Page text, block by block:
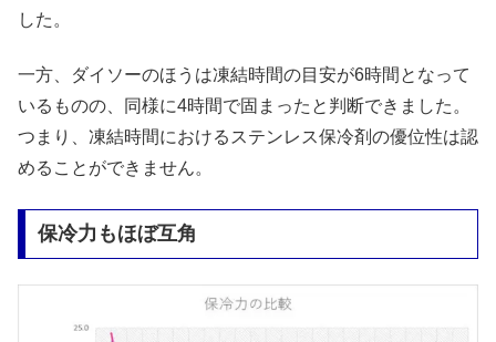
した。
一方、ダイソーのほうは凍結時間の目安が6時間となって
いるものの、同様に4時間で固まったと判断できました。
つまり、凍結時間におけるステンレス保冷剤の優位性は認
めることができません。
保冷力もほぼ互角